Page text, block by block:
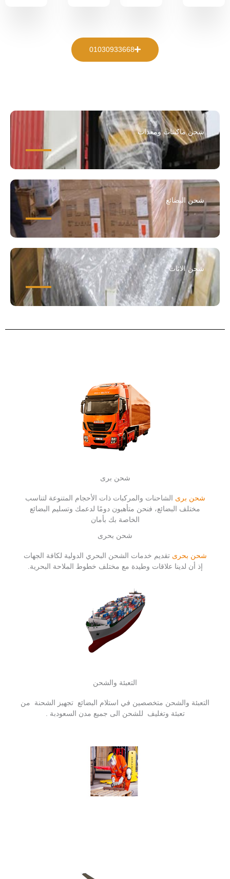
01030933668
شحن ماكينات ومعدات
شحن البضائع
شحن الاثاث
شحن برى
شحن برى الشاحنات والمركبات ذات الأحجام المتنوعة لتناسب
مختلف البضائع، فنحن متأهبون دومًا لدعمك وتسليم البضائع
الخاصة بك بأمان
شحن بحرى
شحن بحرى تقديم خدمات الشحن البحري الدولية لكافة الجهات
إذ أن لدينا علاقات وطيدة مع مختلف خطوط الملاحة البحرية.
التعبئة والشحن
التعبئة والشحن متخصصين في استلام البضائع تجهيز الشحنة من
تعبئة وتغليف للشحن الى جميع مدن السعودبة .